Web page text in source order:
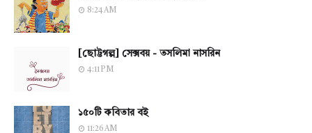
8:24 AM
[ছোট্টগল্প] সেক্সবয় - তসলিমা নাসরিন
4:11 PM
১৫০টি কবিতার বই
11:26 AM